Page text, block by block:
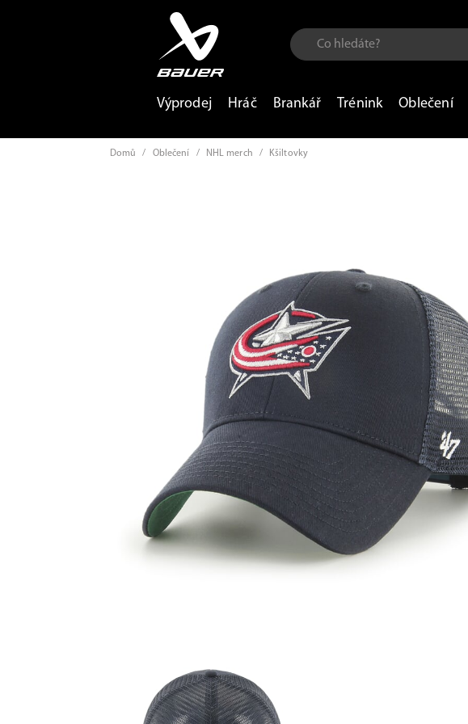
Výprodej Hráč Brankář Trénink Oblečení
Domů / Oblečení / NHL merch / Kšiltovky